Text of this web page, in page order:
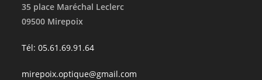
35 place Maréchal Leclerc
09500 Mirepoix
Tél: 05.61.69.91.64
mirepoix.optique@gmail.com